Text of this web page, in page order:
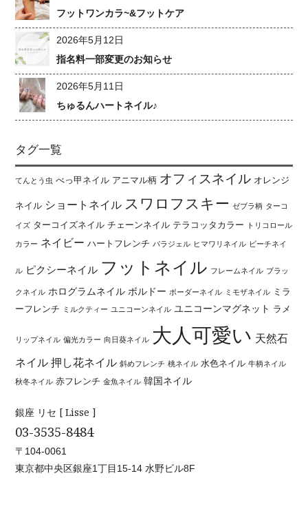
フットワンカラ~&フットケア
2026年5月12日
指名料一部変更のお知らせ
2026年5月11日
ちゅるんハートネイル♪
タグ一覧
てんとう虫 べっ甲ネイル アニマル柄 オフィスネイル オレンジ
ネイル ショートネイル スワロフスキー ゼブラ柄 ターコ
イズ ターコイズネイル チェーンネイル テラコッタカラー トリコロール
カラー ネイビー ハートフレンチ パラジェル ヒマワリネイル ビーチネイ
ル ピクシーネイル フットネイル フレームネイル ブラッ
クネイル ホログラムネイル ボルドー ボーダーネイル ミモザネイル ミラ
ーフレンチ
ミルクティー ユニコーンネイル ユニコーンマグネット ラメ
リップネイル 偏光カラー 向日葵ネイル 大人可愛い 天然石
ネイル 押し花ネイル 斜めフレンチ 桃ネイル 水色ネイル 牛柄ネイル
秋冬ネイル 赤フレンチ 金魚ネイル 韓国ネイル
銀座 リセ [ Lisse ]
03-3535-8484
〒104-0061
東京都中央区銀座1丁目15-14 水野ビル8F